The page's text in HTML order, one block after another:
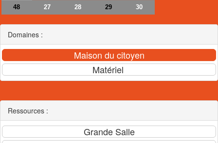
48
27 28 29 30
Domaines :
Ressources :